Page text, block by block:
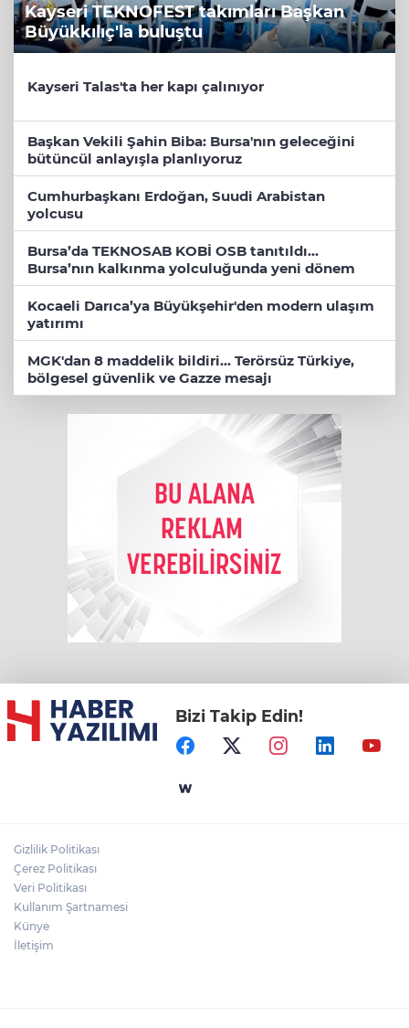
Kayseri TEKNOFEST takımları Başkan
Büyükkılıç'la buluştu
Kayseri Talas'ta her kapı çalınıyor
Başkan Vekili Şahin Biba: Bursa'nın geleceğini
bütüncül anlayışla planlıyoruz
Cumhurbaşkanı Erdoğan, Suudi Arabistan
yolcusu
Bursa’da TEKNOSAB KOBİ OSB tanıtıldı...
Bursa’nın kalkınma yolculuğunda yeni dönem
Kocaeli Darıca’ya Büyükşehir'den modern ulaşım
yatırımı
MGK'dan 8 maddelik bildiri... Terörsüz Türkiye,
bölgesel güvenlik ve Gazze mesajı
Bizi Takip Edin!
Gizlilik Politikası
Çerez Politikası
Veri Politikası
Kullanım Şartnamesi
Künye
İletişim